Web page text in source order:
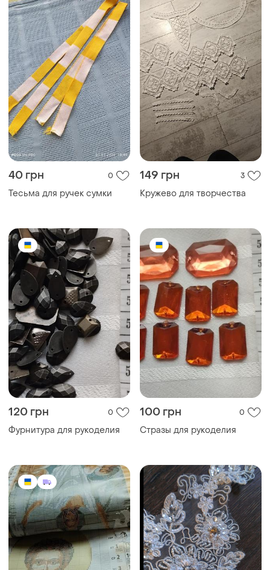
40 грн 0
Тесьма для ручек сумки
149 грн 3
Кружево для творчества
120 грн 0
Фурнитура для рукоделия
100 грн 0
Стразы для рукоделия